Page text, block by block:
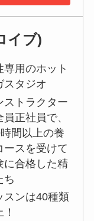
イブ)
専用のホット
スタジオ
ストラクター
員正社員で、
間以上の養
ースを受けて
に合格した精
ち
スンは40種類